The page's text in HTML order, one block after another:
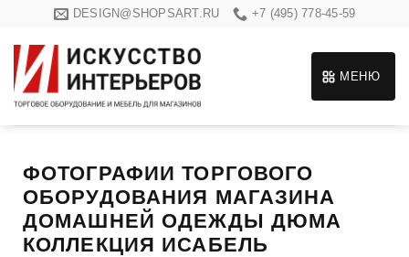
content
DESIGN@SHOPSART.RU +7 (495) 778-45-59
МЕНЮ
ФОТОГРАФИИ ТОРГОВОГО
ОБОРУДОВАНИЯ МАГАЗИНА
ДОМАШНЕЙ ОДЕЖДЫ ДЮМА
КОЛЛЕКЦИЯ ИСАБЕЛЬ